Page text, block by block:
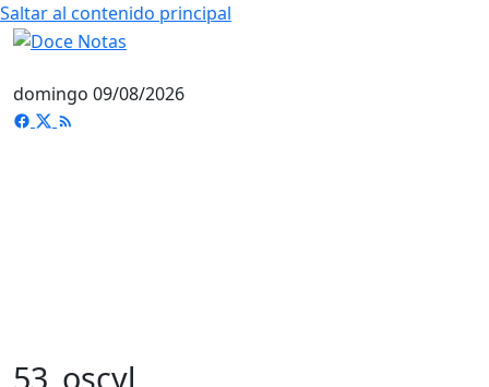
Saltar al contenido principal
domingo 09/08/2026
53_oscyl